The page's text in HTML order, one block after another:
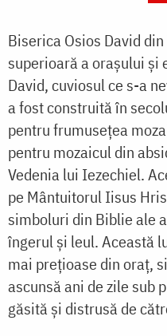
Biserica Osios David
superioară a orașului și
David, cuviosul ce s-a
a fost construită în
pentru frumusețea
pentru mozaicul din
Vedenia lui Iezechiel.
pe Mântuitorul Iisus
simboluri din Biblie ale
îngerul și leul. Această
mai prețioase din oraț,
ascunsă ani de zile sub
găsită și distrusă de